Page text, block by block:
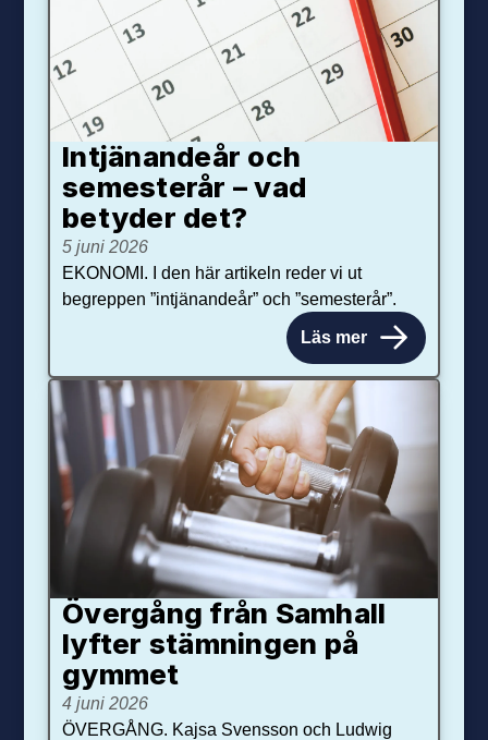
Intjänandeår och
semesterår – vad
betyder det?
5 juni 2026
EKONOMI. I den här artikeln reder vi ut
begreppen ”intjänandeår” och ”semesterår”.
Läs mer
Övergång från Samhall
lyfter stämningen på
gymmet
4 juni 2026
ÖVERGÅNG. Kajsa Svensson och Ludwig